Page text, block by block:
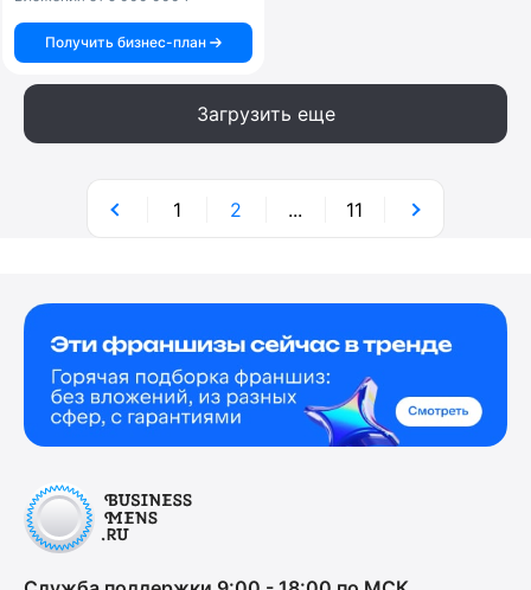
Получить бизнес-план
Загрузить еще
1 2 ... 11